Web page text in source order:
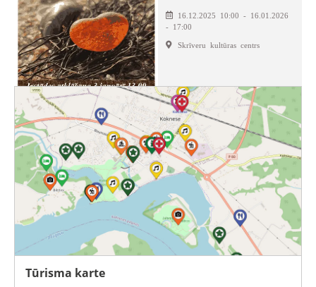
16.12.2025 10:00 - 16.01.2026
- 17:00
Skrīveru kultūras centrs
Tūrisma karte